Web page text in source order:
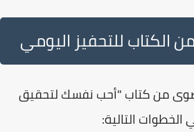
الكتاب للتحفيز اليومي
من كتاب "أحب نفسك لتحقيق
التالية: